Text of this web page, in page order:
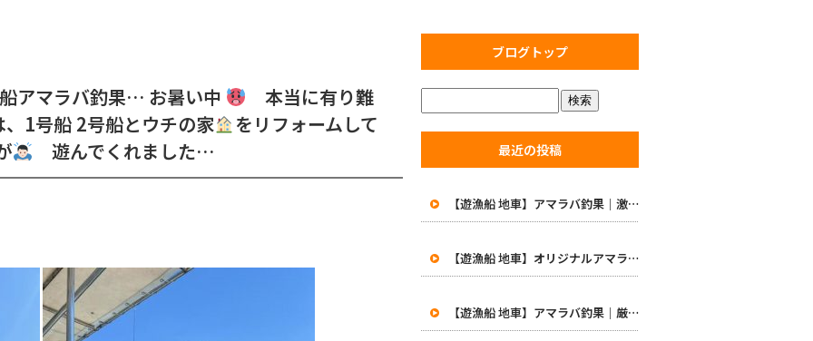
アマラバ釣果… お暑い中
本当に有り難
1号船 2号船とウチの家
をリフォームして
遊んでくれました…
ブログトップ
最近の投稿
【遊漁船 地車】アマラバ釣果｜激渋の中で価値ある一匹！初めての48cm白甘鯛に笑顔
【遊漁船 地車】オリジナルアマラバロッドがついに完成！8月1日より販売開始
【遊漁船 地車】アマラバ釣果｜厳しい一日…49.5cmの良型白甘鯛をキャッチ